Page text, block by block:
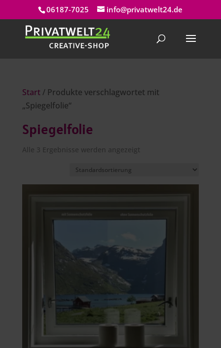
06187-7025 info@privatwelt24.de
Start/ Produkte verschlagwortet mit
„Spiegelfolie“
Spiegelfolie
Alle 3 Ergebnisse werden angezeigt